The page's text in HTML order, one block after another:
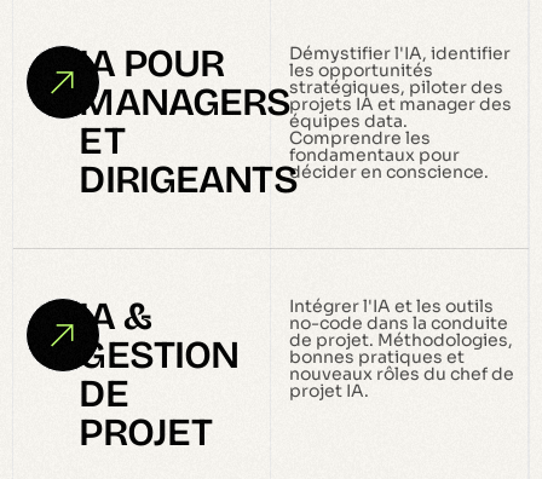
IA POUR
MANAGERS
ET
DIRIGEANTS
Démystifier l'IA, identifier
les opportunités
stratégiques, piloter des
projets IA et manager des
équipes data.
Comprendre les
fondamentaux pour
décider en conscience.
IA &
GESTION
DE
PROJET
Intégrer l'IA et les outils
no-code dans la conduite
de projet. Méthodologies,
bonnes pratiques et
nouveaux rôles du chef de
projet IA.